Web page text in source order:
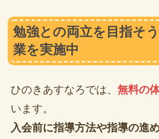
勉強との両立を目指そ
業を実施中
ひのきあすなろでは、 無料の
います。
入会前に指導方法や指導の進